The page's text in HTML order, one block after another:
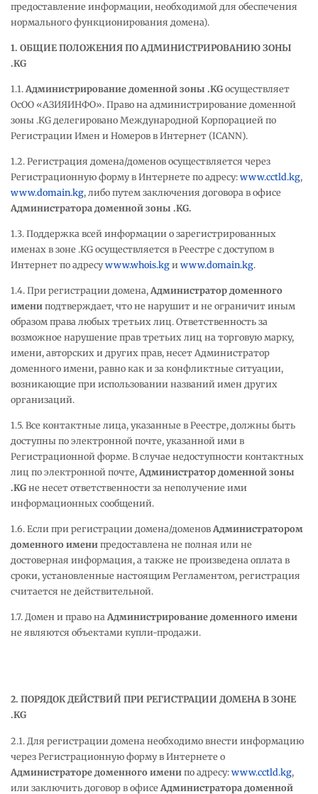
предоставление информации, необходимой для обеспечения
нормального функционирования домена).
1. ОБЩИЕ ПОЛОЖЕНИЯ ПО АДМИНИСТРИРОВАНИЮ ЗОНЫ
.KG
1.1. Администрирование доменной зоны .KG осуществляет
ОсОО «АЗИЯИНФО». Право на администрирование доменной
зоны .KG делегировано Международной Корпорацией по
Регистрации Имен и Номеров в Интернет (ICANN).
1.2. Регистрация домена/доменов осуществляется через
Регистрационную форму в Интернете по адресу: www.cctld.kg,
www.domain.kg, либо путем заключения договора в офисе
Администратора доменной зоны .KG.
1.3. Поддержка всей информации о зарегистрированных
именах в зоне .KG осуществляется в Реестре с доступом в
Интернет по адресуwww.whois.kg и www.domain.kg.
1.4. При регистрации домена, Администратор доменного
имени подтверждает, что не нарушит и не ограничит иным
образом права любых третьих лиц. Ответственность за
возможное нарушение прав третьих лиц на торговую марку,
имени, авторских и других прав, несет Администратор
доменного имени, равно как и за конфликтные ситуации,
возникающие при использовании названий имен других
организаций.
1.5. Все контактные лица, указанные в Реестре, должны быть
доступны по электронной почте, указанной ими в
Регистрационной форме. В случае недоступности контактных
лиц по электронной почте, Администратор доменной зоны
.KG не несет ответственности за неполучение ими
информационных сообщений.
1.6. Если при регистрации домена/доменов Администратором
доменного имени предоставлена не полная или не
достоверная информация, а также не произведена оплата в
сроки, установленные настоящим Регламентом, регистрация
считается не действительной.
1.7. Домен и право на Администрирование доменного имени
не являются объектами купли-продажи.
2. ПОРЯДОК ДЕЙСТВИЙ ПРИ РЕГИСТРАЦИИ ДОМЕНА В ЗОНЕ
.KG
2.1. Для регистрации домена необходимо внести информацию
через Регистрационную форму в Интернете о
Администраторе доменного имени по адресу: www.cctld.kg,
или заключить договор в офисе Администратора доменной